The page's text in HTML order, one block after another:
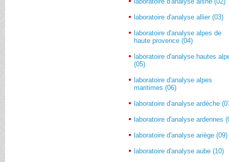
laboratoire d'analyse allier (03)
laboratoire d'analyse alpes de
haute provence (04)
laboratoire d'analyse hautes
(05)
laboratoire d'analyse alpes
maritimes (06)
laboratoire d'analyse ardèche
laboratoire d'analyse ardennes
laboratoire d'analyse ariège (09)
laboratoire d'analyse aube (10)